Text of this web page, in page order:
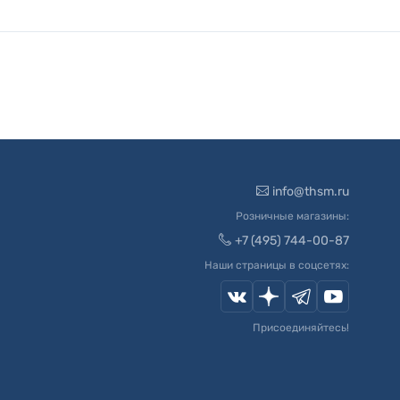
info@thsm.ru
Розничные магазины:
+7 (495) 744-00-87
Наши страницы в соцсетях:
Присоединяйтесь!